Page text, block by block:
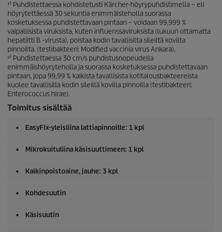
¹⁾ Puhdistettaessa kohdistetusti Kärcher-höyrypuhdistimella – eli
höyrytettäessä 30 sekuntia enimmäisteholla suorassa
kosketuksessa puhdistettavaan pintaan – voidaan 99,999 %
vaipallisista viruksista, kuten influenssaviruksista (lukuun ottamatta
hepatiitti B -virusta), poistaa kodin tavallisilta sileiltä kovilta
pinnoilta. (testibakteeri: Modified vaccinia virus Ankara).
²⁾ Puhdistettaessa 30 cm/s puhdistusnopeudella
enimmäishöyryteholla ja suorassa kosketuksessa puhdistettavaan
pintaan, jopa 99,99 % kaikista tavallisista kotitalousbakteereista
kuolee tavallisilla kodin sileillä kovilla pinnoilla (testibakteeri:
Enterococcus hirae).
Toimitus sisältää
EasyFix-yleisliina lattiapinnoille: 1 kpl
Mikrokuituliina käsisuuttimeen: 1 kpl
Kalkinpoistoaine, jauhe: 3 kpl
Kohdesuutin
Käsisuutin